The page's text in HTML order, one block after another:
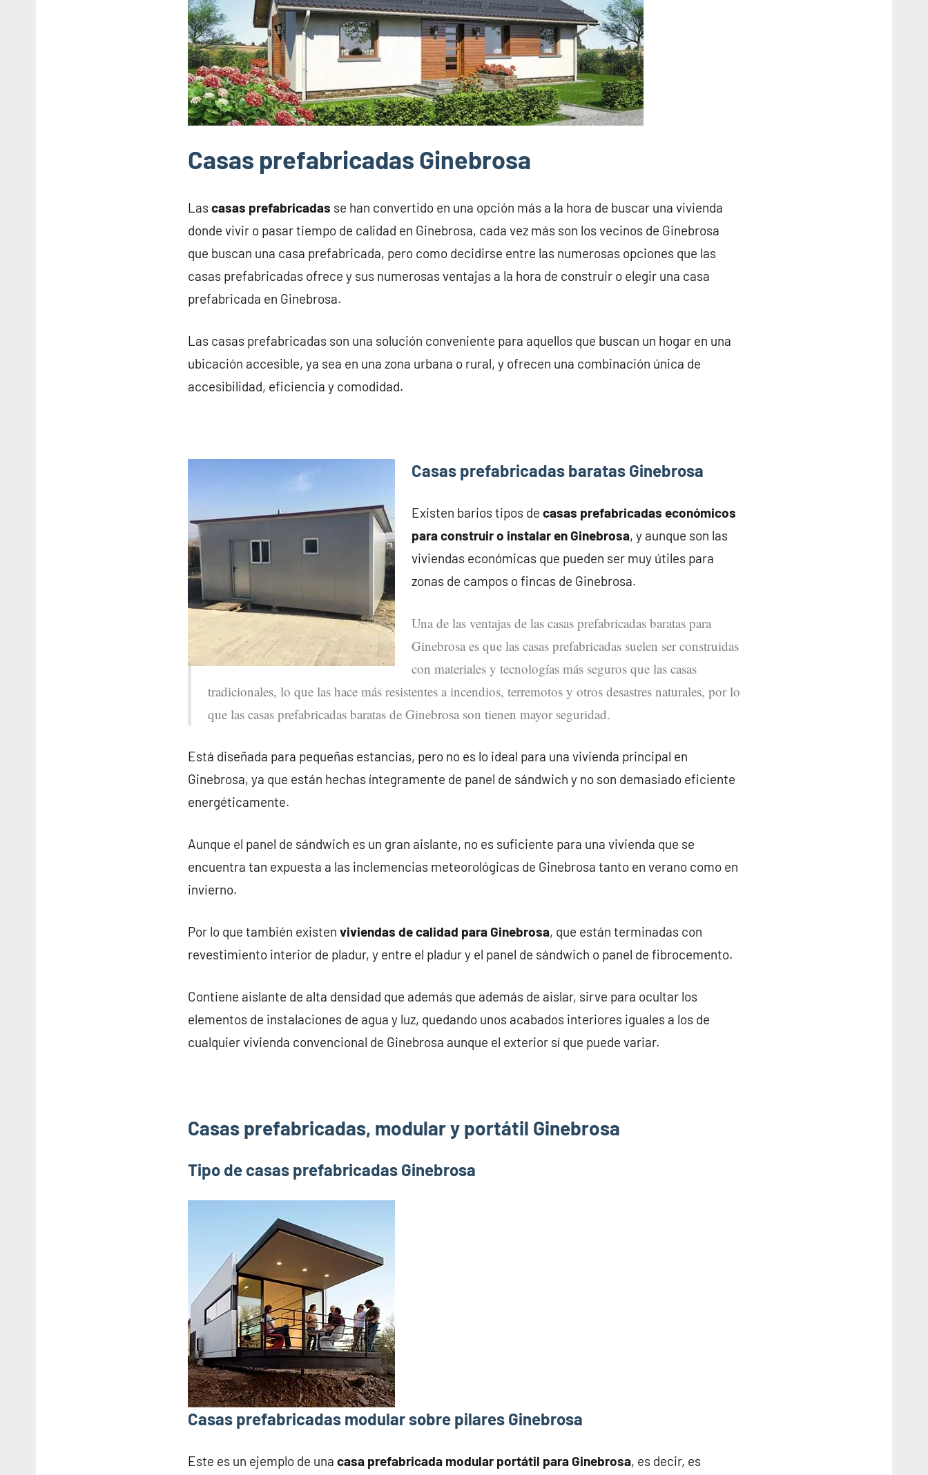
Casas prefabricadas Ginebrosa
Lascasas prefabricadas se han convertido en una opción más a la hora de buscar una vivienda
donde vivir o pasar tiempo de calidad en Ginebrosa, cada vez más son los vecinos de Ginebrosa
que buscan una casa prefabricada, pero como decidirse entre las numerosas opciones que las
casas prefabricadas ofrece y sus numerosas ventajas a la hora de construir o elegir una casa
prefabricada en Ginebrosa.
Las casas prefabricadas son una solución conveniente para aquellos que buscan un hogar en una
ubicación accesible, ya sea en una zona urbana o rural, y ofrecen una combinación única de
accesibilidad, eficiencia y comodidad.
Casas prefabricadas baratas Ginebrosa
Existen barios tipos de casas prefabricadas económicos
para construir o instalar en Ginebrosa, y aunque son las
viviendas económicas que pueden ser muy útiles para
zonas de campos o fincas de Ginebrosa.
Una de las ventajas de las casas prefabricadas baratas para
Ginebrosa es que las casas prefabricadas suelen ser construidas
con materiales y tecnologías más seguros que las casas
tradicionales, lo que las hace más resistentes a incendios, terremotos y otros desastres naturales, por lo
que las casas prefabricadas baratas de Ginebrosa son tienen mayor seguridad.
Está diseñada para pequeñas estancias, pero no es lo ideal para una vivienda principal en
Ginebrosa, ya que están hechas íntegramente de panel de sándwich y no son demasiado eficiente
energéticamente.
Aunque el panel de sándwich es un gran aislante, no es suficiente para una vivienda que se
encuentra tan expuesta a las inclemencias meteorológicas de Ginebrosa tanto en verano como en
invierno.
Por lo que también existen viviendas de calidad para Ginebrosa, que están terminadas con
revestimiento interior de pladur, y entre el pladur y el panel de sándwich o panel de fibrocemento.
Contiene aislante de alta densidad que además que además de aislar, sirve para ocultar los
elementos de instalaciones de agua y luz, quedando unos acabados interiores iguales a los de
cualquier vivienda convencional de Ginebrosa aunque el exterior sí que puede variar.
Casas prefabricadas, modular y portátil Ginebrosa
Tipo de casas prefabricadas Ginebrosa
Casas prefabricadas modular sobre pilares Ginebrosa
Este es un ejemplo de una casa prefabricada modular portátil para Ginebrosa, es decir, es